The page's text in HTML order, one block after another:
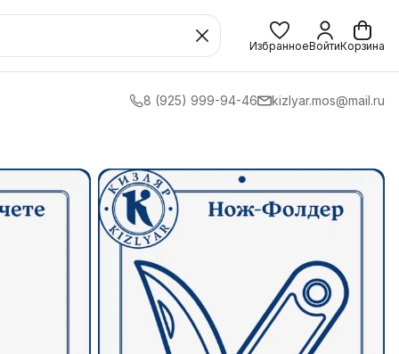
ИзбранноеВойтиКорзина
8 (925) 999-94-46 kizlyar.mos@mail.ru